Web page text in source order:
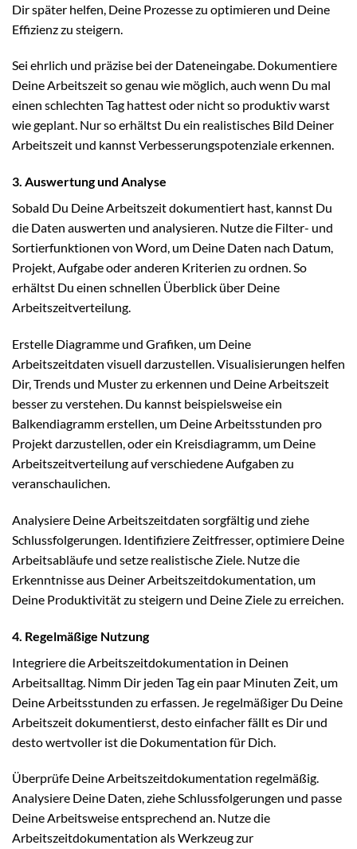
Dir später helfen, Deine Prozesse zu optimieren und Deine
Effizienz zu steigern.
Sei ehrlich und präzise bei der Dateneingabe. Dokumentiere
Deine Arbeitszeit so genau wie möglich, auch wenn Du mal
einen schlechten Tag hattest oder nicht so produktiv warst
wie geplant. Nur so erhältst Du ein realistisches Bild Deiner
Arbeitszeit und kannst Verbesserungspotenziale erkennen.
3. Auswertung und Analyse
Sobald Du Deine Arbeitszeit dokumentiert hast, kannst Du
die Daten auswerten und analysieren. Nutze die Filter- und
Sortierfunktionen von Word, um Deine Daten nach Datum,
Projekt, Aufgabe oder anderen Kriterien zu ordnen. So
erhältst Du einen schnellen Überblick über Deine
Arbeitszeitverteilung.
Erstelle Diagramme und Grafiken, um Deine
Arbeitszeitdaten visuell darzustellen. Visualisierungen helfen
Dir, Trends und Muster zu erkennen und Deine Arbeitszeit
besser zu verstehen. Du kannst beispielsweise ein
Balkendiagramm erstellen, um Deine Arbeitsstunden pro
Projekt darzustellen, oder ein Kreisdiagramm, um Deine
Arbeitszeitverteilung auf verschiedene Aufgaben zu
veranschaulichen.
Analysiere Deine Arbeitszeitdaten sorgfältig und ziehe
Schlussfolgerungen. Identifiziere Zeitfresser, optimiere Deine
Arbeitsabläufe und setze realistische Ziele. Nutze die
Erkenntnisse aus Deiner Arbeitszeitdokumentation, um
Deine Produktivität zu steigern und Deine Ziele zu erreichen.
4. Regelmäßige Nutzung
Integriere die Arbeitszeitdokumentation in Deinen
Arbeitsalltag. Nimm Dir jeden Tag ein paar Minuten Zeit, um
Deine Arbeitsstunden zu erfassen. Je regelmäßiger Du Deine
Arbeitszeit dokumentierst, desto einfacher fällt es Dir und
desto wertvoller ist die Dokumentation für Dich.
Überprüfe Deine Arbeitszeitdokumentation regelmäßig.
Analysiere Deine Daten, ziehe Schlussfolgerungen und passe
Deine Arbeitsweise entsprechend an. Nutze die
Arbeitszeitdokumentation als Werkzeug zur